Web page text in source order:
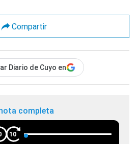
Compartir
Diario de Cuyo en
completa
10